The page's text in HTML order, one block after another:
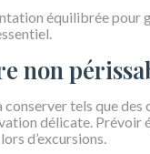
équilibrée pour
non
tels que
délicate. Prévoir
d’excursions.